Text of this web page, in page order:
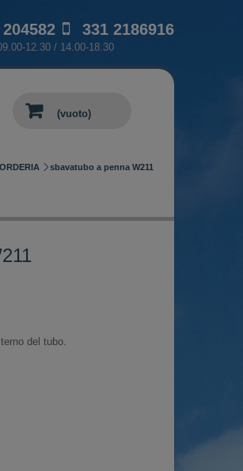
331 2186916
12.30 / 14.00-18.30
(vuoto)
sbavatubo a penna W211
del tubo.